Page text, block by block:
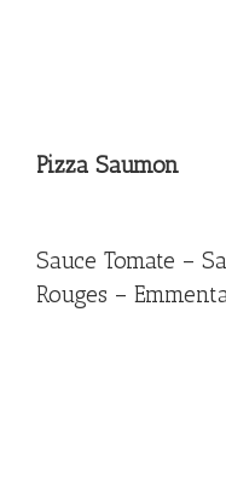
Pizza Saumon
Sauce Tomate –
Rouges –